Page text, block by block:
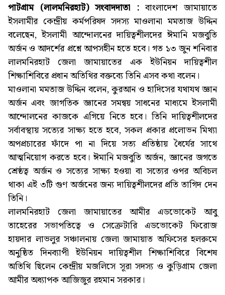
পাটগ্রাম (লালমনিরহাট) সংবাদদাতা :বাংলাদেশ জামায়াতে
ইসলামীর কেন্দ্রীয় কর্মপরিষদ সদস্য মাওলানা মমতাজ উদ্দিন
বলেছেন, ইসলামী আন্দোলনের দায়িত্বশীলদের ঈমানি মজবুতি
অর্জন ও আদর্শের প্রশ্নে আপসহীন হতে হবে। গত ১৩ জুন শনিবার
লালমনিরহাট জেলা জামায়াতের এক ইউনিয়ন দায়িত্বশীল
শিক্ষাশিবিরে প্রধান অতিথির বক্তব্যে তিনি এসব কথা বলেন।
মাওলানা মমতাজ উদ্দিন বলেন, কুরআন ও হাদিসের যথাযথ জ্ঞান
অর্জন এবং জাগতিক জ্ঞানের সমন্বয় সাধনের মাধ্যমে ইসলামী
আন্দোলনের কাজকে এগিয়ে নিতে হবে। তিনি দায়িত্বশীলদের
সর্বাবস্থায় সত্যের সাক্ষ্য হতে হবে, সকল প্রকার প্রলোভন মিথ্যা
অপপ্রচারের ফাঁদে পা না দিয়ে সত্য প্রতিষ্ঠায় ধৈর্যের সাথে
আত্মনিয়োগ করতে হবে। ঈমানি মজবুতি অর্জন, জ্ঞানের জগতে
শ্রেষ্ঠত্ব অর্জন ও সত্যের সাক্ষ্য হওয়া বা সত্যের ওপর অবিচল
থাকা এই ৩টি গুণ অর্জনের জন্য দায়িত্বশীলদের প্রতি তাগিদ দেন
তিনি।
লালমনিরহাট জেলা জামায়াতের আমীর এডভোকেট আবু
তাহেরের সভাপতিত্বে ও সেক্রেটারি এডভোকেট ফিরোজ
হায়দার লাভলুর সঞ্চালনায় জেলা জামায়াত অফিসের হলরুমে
অনুষ্ঠিত দিনব্যাপী ইউনিয়ন দায়িত্বশীল শিক্ষাশিবিরে বিশেষ
অতিথি ছিলেন কেন্দ্রীয় মজলিসে সূরা সদস্য ও কুড়িগ্রাম জেলা
আমীর অধ্যাপক আজিজুর রহমান সরকার।